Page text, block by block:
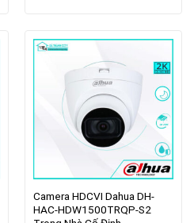
Camera HDCVI Dahua DH-
HAC-HDW1500TRQP-S2